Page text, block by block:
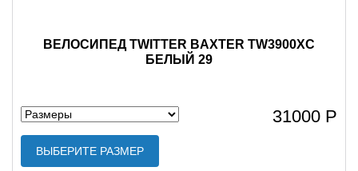
ВЕЛОСИПЕД TWITTER BAXTER TW3900XC
БЕЛЫЙ 29
31000 Р
ВЫБЕРИТЕ РАЗМЕР